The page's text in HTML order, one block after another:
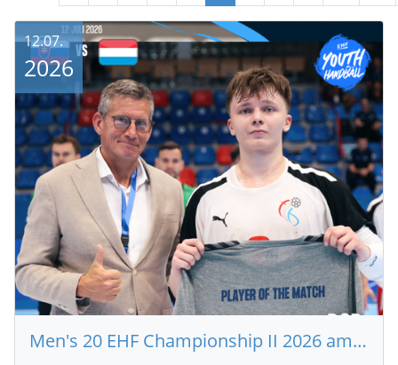
Men's 20 EHF Championship II 2026 am Kosovo 🇽🇰 : Respect Your Talent
12.07.
2026